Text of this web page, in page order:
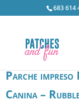
683 614
Parche
Canina –